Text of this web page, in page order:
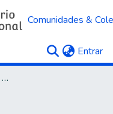
Comunidades &
Entrar
Trabalhos de Conclusão de Curso